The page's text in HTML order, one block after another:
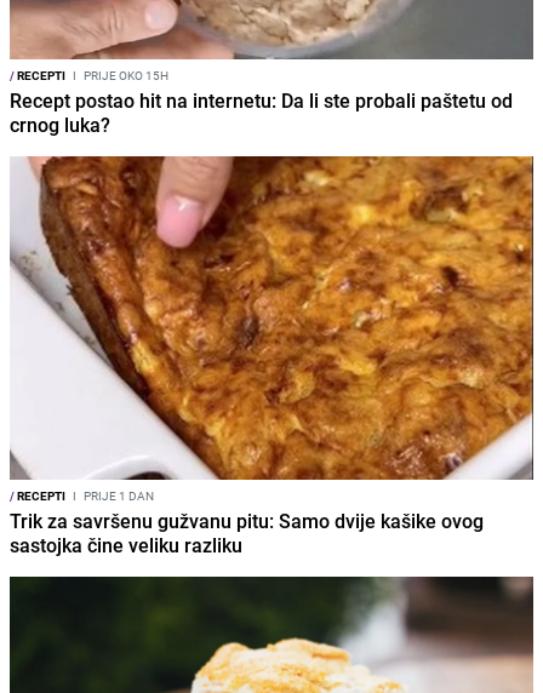
/RECEPTI I PRIJE OKO 15H
Recept postao hit na internetu: Da li ste probali paštetu od
crnog luka?
/RECEPTI I PRIJE 1 DAN
Trik za savršenu gužvanu pitu: Samo dvije kašike ovog
sastojka čine veliku razliku